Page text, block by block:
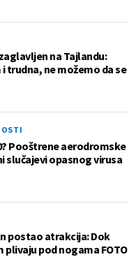
na Tajlandu:
trudna, ne možemo da se
Pooštrene aerodromske
slučajevi opasnog virusa
postao atrakcija: Dok
plivaju pod nogama FOTO